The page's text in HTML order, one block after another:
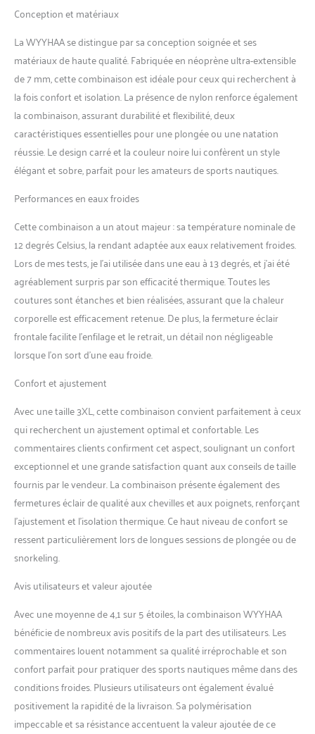
influence sur la taille de la
combinaison de plongée
que vous choisissez.
D'abord, se référer aux
données de poids, puis se
référer aux données de
hauteur. Si votre taille et
votre poids ne sont pas dans
le même code, veuillez
communiquer avec moi.
de qualité supérieure et un
tissu de nylon super
élastique, flexible pour faire
des sports nautiques; les
combinaisons isothermes en
néoprène de 7 mm sont
portées de façon idéale pour
les températures inférieures
à 12 °C/53,6 , elles vous
gardent au chaud dans l'eau
méduses, et les créatures
toxiques, adaptés à divers
sports nautiques, tels que la
plongée, le snorkeling.
Couverture Intégrale du
Corps --- La peau de plongée
couvre tout le corps et offre
la meilleure protection
contre les poux de mer, les
méduses, les récifs coralliens
corps complet et à manches
protection UV spéciale aide
à réduire les méfaits de la
lumière solaire. Parfait à
porter dans l'océan ou toute
autre zone d'eau. Plus de
bleus et de piqûres juste une
expérience de plongée
merveilleuse. Durable Facile
à Mettre --- Coutures
Conception et matériaux
La WYYHAA se distingue par sa conception soignée et ses
matériaux de haute qualité. Fabriquée en néoprène ultra-extensible
de 7 mm, cette combinaison est idéale pour ceux qui recherchent à
la fois confort et isolation. La présence de nylon renforce également
la combinaison, assurant durabilité et flexibilité, deux
caractéristiques essentielles pour une plongée ou une natation
réussie. Le design carré et la couleur noire lui confèrent un style
élégant et sobre, parfait pour les amateurs de sports nautiques.
Performances en eaux froides
Cette combinaison a un atout majeur : sa température nominale de
12 degrés Celsius, la rendant adaptée aux eaux relativement froides.
Lors de mes tests, je l’ai utilisée dans une eau à 13 degrés, et j’ai été
agréablement surpris par son efficacité thermique. Toutes les
coutures sont étanches et bien réalisées, assurant que la chaleur
corporelle est efficacement retenue. De plus, la fermeture éclair
frontale facilite l’enfilage et le retrait, un détail non négligeable
lorsque l’on sort d’une eau froide.
Confort et ajustement
Avec une taille 3XL, cette combinaison convient parfaitement à ceux
qui recherchent un ajustement optimal et confortable. Les
commentaires clients confirment cet aspect, soulignant un confort
exceptionnel et une grande satisfaction quant aux conseils de taille
fournis par le vendeur. La combinaison présente également des
fermetures éclair de qualité aux chevilles et aux poignets, renforçant
l’ajustement et l’isolation thermique. Ce haut niveau de confort se
ressent particulièrement lors de longues sessions de plongée ou de
snorkeling.
Avis utilisateurs et valeur ajoutée
Avec une moyenne de 4,1 sur 5 étoiles, la combinaison WYYHAA
bénéficie de nombreux avis positifs de la part des utilisateurs. Les
commentaires louent notamment sa qualité irréprochable et son
confort parfait pour pratiquer des sports nautiques même dans des
conditions froides. Plusieurs utilisateurs ont également évalué
positivement la rapidité de la livraison. Sa polymérisation
impeccable et sa résistance accentuent la valeur ajoutée de ce